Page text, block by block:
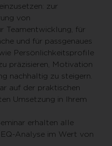
zur
von
Teamentwicklung, für
und für passgenaues
Persönlichkeitsprofile
präzisieren, Motivation
nachhaltig zu steigern.
auf der praktischen
Umsetzung in Ihrem
erhalten alle
Analyse im Wert von